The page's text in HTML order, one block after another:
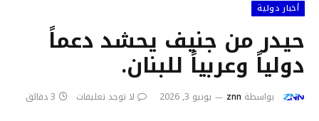
أخبار دولية
حيدر من جنيف يحشد دعماً
دولياً وعربياً للبنان.
بواسطة znn يونيو 3, 2026 لا توجد تعليقات 3 دقائق